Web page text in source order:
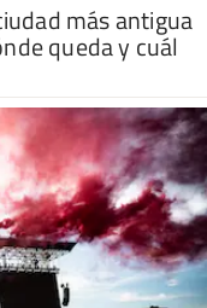
más antigua
queda y cuál